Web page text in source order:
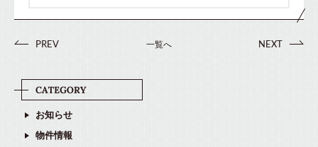
PREV 一覧へ NEXT
お知らせ
物件情報